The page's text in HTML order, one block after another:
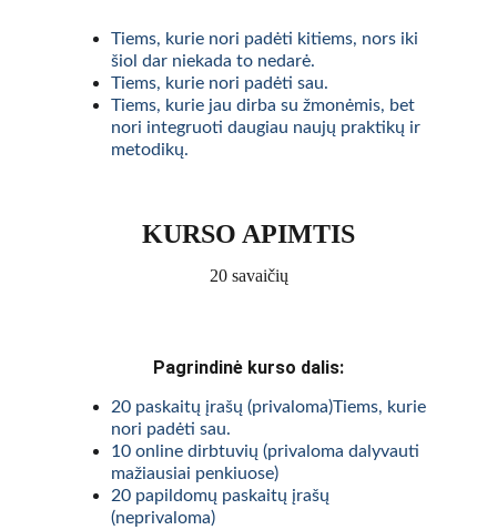
Tiems, kurie nori padėti kitiems, nors iki
šiol dar niekada to nedarė.
Tiems, kurie nori padėti sau.
Tiems, kurie jau dirba su žmonėmis, bet
nori integruoti daugiau naujų praktikų ir
metodikų.
KURSO APIMTIS
20 savaičių
20 paskaitų įrašų (privaloma)Tiems, kurie
nori padėti sau.
10 online dirbtuvių (privaloma dalyvauti
mažiausiai penkiuose)
20 papildomų paskaitų įrašų
(neprivaloma)
Pagrindinė kurso dalis: